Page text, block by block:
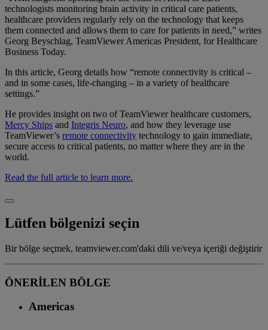
technologists monitoring brain activity in critical care patients,
healthcare providers regularly rely on the technology that keeps
them connected and allows them to care for patients in need,” writes
Georg Beyschlag, TeamViewer Americas President, for Healthcare
Business Today.
In this article, Georg details how “remote connectivity is critical –
and in some cases, life-changing – in a variety of healthcare
settings.”
He provides insight on two of TeamViewer healthcare customers,
Mercy Ships and Integris Neuro, and how they leverage use
TeamViewer’s remote connectivity technology to gain immediate,
secure access to critical patients, no matter where they are in the
world.
Read the full article to learn more.
Lütfen bölgenizi seçin
Bir bölge seçmek, teamviewer.com'daki dili ve/veya içeriği değiştirir
ÖNERİLEN BÖLGE
Americas